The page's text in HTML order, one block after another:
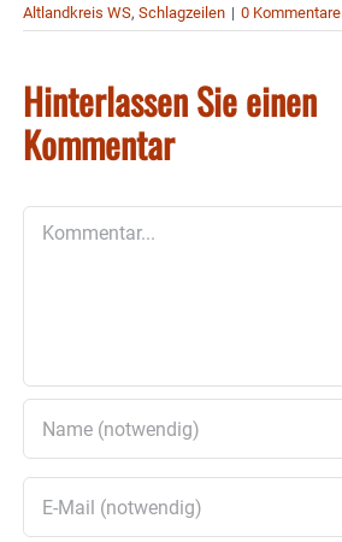
Altlandkreis WS, Schlagzeilen | 0 Kommentare
Hinterlassen Sie einen
Kommentar